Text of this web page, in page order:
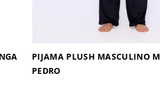
PIJAMA PLUSH MASCULINO
PEDRO